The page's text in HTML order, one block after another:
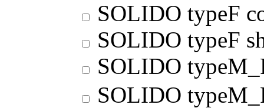
SOLIDO typeF
SOLIDO typeF
SOLIDO
SOLIDO